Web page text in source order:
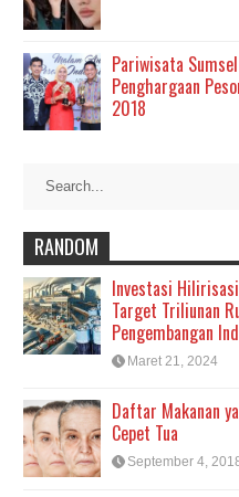
Pariwisata
Penghargaan
2018
RANDOM
Investasi
Target Triliunan
Pengembangan
Maret 21, 2024
Daftar Makanan
Cepet Tua
September 4,